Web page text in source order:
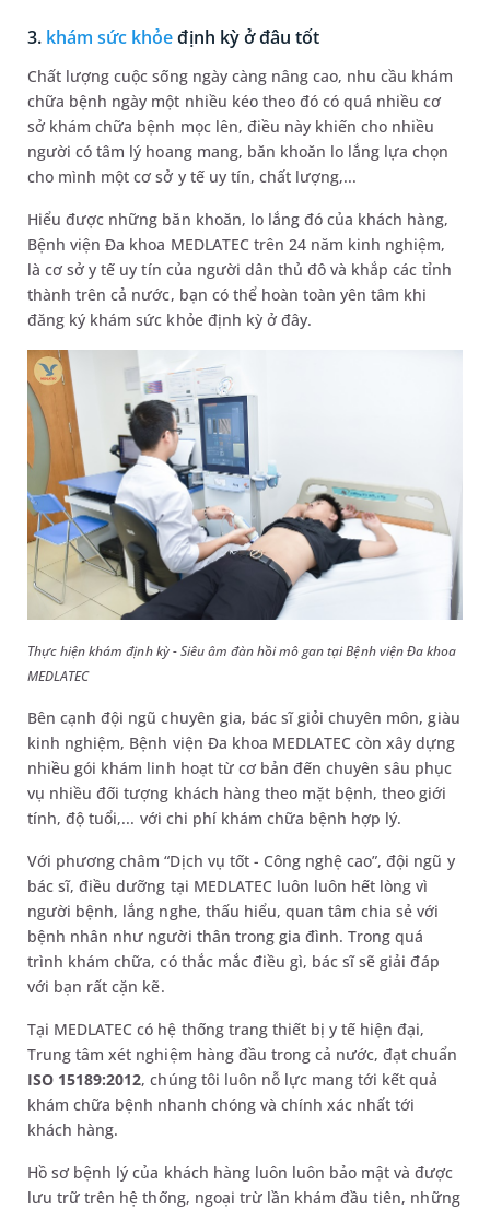
3. khám sức khỏeđịnh kỳ ở đâu tốt
Chất lượng cuộc sống ngày càng nâng cao, nhu cầu khám
chữa bệnh ngày một nhiều kéo theo đó có quá nhiều cơ
sở khám chữa bệnh mọc lên, điều này khiến cho nhiều
người có tâm lý hoang mang, băn khoăn lo lắng lựa chọn
cho mình một cơ sở y tế uy tín, chất lượng,...
Hiểu được những băn khoăn, lo lắng đó của khách hàng,
Bệnh viện Đa khoa MEDLATEC trên 24 năm kinh nghiệm,
là cơ sở y tế uy tín của người dân thủ đô và khắp các tỉnh
thành trên cả nước, bạn có thể hoàn toàn yên tâm khi
đăng ký khám sức khỏe định kỳ ở đây.
Thực hiện khám định kỳ - Siêu âm đàn hồi mô gan tại Bệnh viện Đa khoa
MEDLATEC
Bên cạnh đội ngũ chuyên gia, bác sĩ giỏi chuyên môn, giàu
kinh nghiệm, Bệnh viện Đa khoa MEDLATEC còn xây dựng
nhiều gói khám linh hoạt từ cơ bản đến chuyên sâu phục
vụ nhiều đối tượng khách hàng theo mặt bệnh, theo giới
tính, độ tuổi,... với chi phí khám chữa bệnh hợp lý.
Với phương châm “Dịch vụ tốt - Công nghệ cao”, đội ngũ y
bác sĩ, điều dưỡng tại MEDLATEC luôn luôn hết lòng vì
người bệnh, lắng nghe, thấu hiểu, quan tâm chia sẻ với
bệnh nhân như người thân trong gia đình. Trong quá
trình khám chữa, có thắc mắc điều gì, bác sĩ sẽ giải đáp
với bạn rất cặn kẽ.
Tại MEDLATEC có hệ thống trang thiết bị y tế hiện đại,
Trung tâm xét nghiệm hàng đầu trong cả nước, đạt chuẩn
ISO 15189:2012, chúng tôi luôn nỗ lực mang tới kết quả
khám chữa bệnh nhanh chóng và chính xác nhất tới
khách hàng.
Hồ sơ bệnh lý của khách hàng luôn luôn bảo mật và được
lưu trữ trên hệ thống, ngoại trừ lần khám đầu tiên, những